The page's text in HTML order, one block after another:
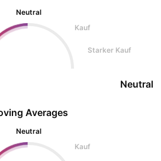
Neutral
Kauf
Starker Kauf
Neutral
Averages
Neutral
Kauf